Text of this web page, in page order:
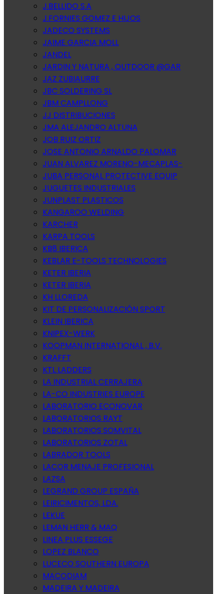
J.BELLIDO S.A
J.FORNIES GOMEZ E HIJOS
JADECO SYSTEMS
JAIME GARCIA MOLL
JANDEL
JARDIN Y NATURA , OUTDOOR @GAR
JAZ ZUBIAURRE
JBC SOLDERING SL
JBM CAMPLLONG
JJ DISTRIBUCIONES
JMA ALEJANDRO ALTUNA
JOB RUIZ ORTIZ
JOSE ANTONIO ARNALDO PALOMAR
JUAN ALVAREZ MORENO-MECAPLAS-
JUBA PERSONAL PROTECTIVE EQUIP
JUGUETES INDUSTRIALES
JUNPLAST PLASTICOS
KANGAROO WELDING
KARCHER
KARPA TOOLS
KB8 IBERICA
KEBLAR E-TOOLS TECHNOLOGIES
KETER IBERIA
KETER IBERIA
KH LLOREDA
KIT DE PERSONALIZACIÓN SPORT
KLEIN IBERICA
KNIPEX-WERK
KOOPMAN INTERNATIONAL , B.V.
KRAFFT
KTL LADDERS
LA INDUSTRIAL CERRAJERA
LA-CO INDUSTRIES EUROPE
LABORATORIO ECONOVAR
LABORATORIOS RAYT
LABORATORIOS SOMVITAL
LABORATORIOS ZOTAL
LABRADOR TOOLS
LACOR MENAJE PROFESIONAL
LAZSA
LEGRAND GROUP ESPAÑA
LEIRICIMENTOS, LDA.
LEKUE
LEMAN HERR & MAQ
LINEA PLUS ESSEGE
LOPEZ BLANCO
LUCECO SOUTHERN EUROPA
MACODIAM
MADEIRA Y MADEIRA